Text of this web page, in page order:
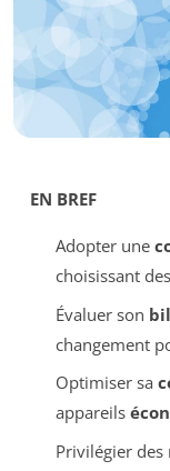
EN BREF
Adopter une
choisissant
Évaluer son
changement
Optimiser sa
appareils
Privilégier des